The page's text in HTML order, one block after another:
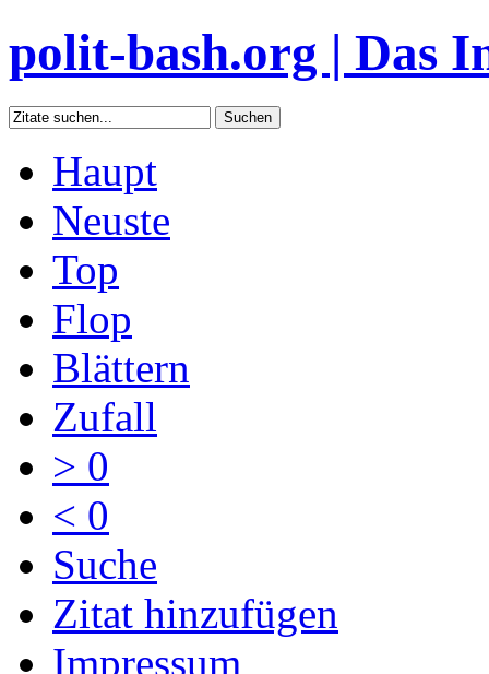
polit-bash.org | Das
Haupt
Neuste
Top
Flop
Blättern
Zufall
> 0
< 0
Suche
Zitat hinzufügen
Impressum